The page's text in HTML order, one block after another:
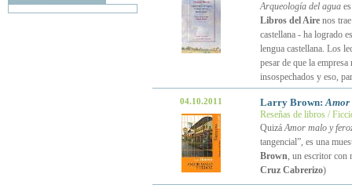
Arqueología del aguaes
Libros del Airenos
castellana - ha logrado
lengua castellana. Los
pesar de que la
insospechados y eso,
04.10.2011 Larry Brown:Amor
Reseñas de libros /
QuizáAmor malo y
tangencial”, es una
Brown, un escritor con
Cruz Cabrerizo)